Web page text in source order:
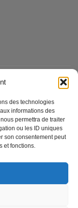
des technologies
informations des
permettra de traiter
ou les ID uniques
son consentement peut
et fonctions.